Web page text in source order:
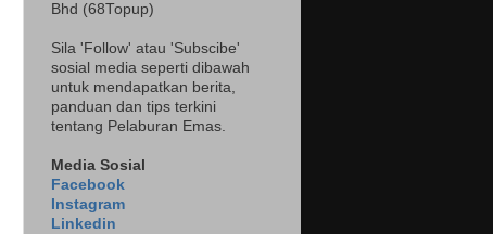
Bhd (68Topup)
Sila 'Follow' atau 'Subscibe'
sosial media seperti dibawah
untuk mendapatkan berita,
panduan dan tips terkini
tentang Pelaburan Emas.
Media Sosial
Facebook
Instagram
Linkedin